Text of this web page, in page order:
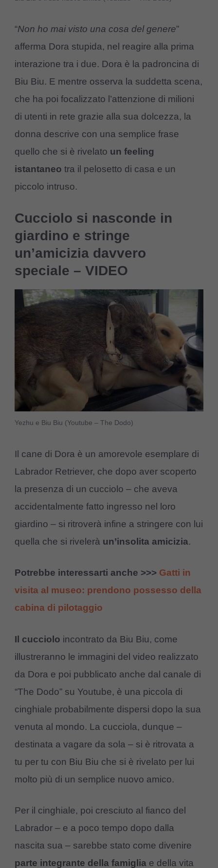
“Non ho mai visto una cosa del genere”
afferma Dora stupida, nel reagire alla prima
interazione tra i due. Dora è la padroncina di
Biu Biu. E mentre osserva la suddetta scena,
che ha poi focalizzato l’attenzione di milioni
di utenti in rete grazie alla sua dolcezza, la
donna descrive con una semplice frase
quello che si è rivelato un feeling
istantaneo tra il pelosetto di casa e un
piccolo intruso.
Cucciolo si nasconde in
giardino e stringe
un’amicizia davvero
speciale – VIDEO
Yezhu e Biu Biu (Youtube – The Dodo)
Il cane di Dora è un amorevole esemplare di
Labrador Retriever, che dopo aver scoperto
la presenza di un cucciolo – che aveva
accidentalmente fatto ingresso nel loro
giardino – si ritroverà infine a stringere con lui
quella che si rivelerà un’insolita amicizia.
Potrebbe interessarti anche >>> Gatti in
visita al museo: prendono possesso della
cabina di pilotaggio
Il cucciolo incontrato da Biu Biu, come
illustreranno le immagini del video realizzato
da Dora e poi pubblicato anche dal canale di
“The Dodo” su Youtube, è una piccola di
cinghiale probabilmente dispersi dopo la sua
venuta al mondo. La cucciola, dunque –
destinata a vagare da sola – si è ritrovata a
tu per tu con Biu Biu che si è rivelato per lui
molto più di un semplice nuovo amico.
Per il cinghiale, poi cresciuto al fianco del
Labrador – e a poco tempo dopo dalla
nascita sua – sarebbe stato come divenire
parte integrante della famiglia e della vita